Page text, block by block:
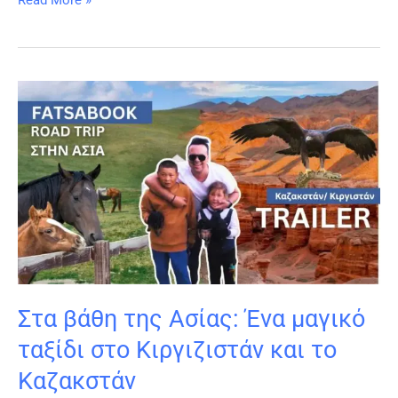
Στα βάθη της Ασίας: Ένα μαγικό
ταξίδι στο Κιργιζιστάν και το
Καζακστάν
Στα
βάθη
της
Ασίας:
Ένα
μαγικό
ταξίδι
στο
Κιργιζιστάν
και
Καζακστάν